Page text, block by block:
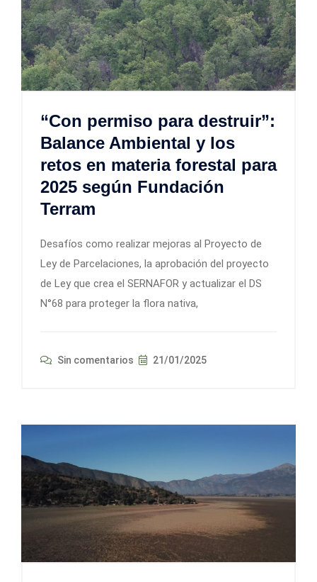
“Con permiso para destruir”:
Balance Ambiental y los
retos en materia forestal para
2025 según Fundación
Terram
Desafíos como realizar mejoras al Proyecto de
Ley de Parcelaciones, la aprobación del proyecto
de Ley que crea el SERNAFOR y actualizar el DS
N°68 para proteger la flora nativa,
Sin comentarios 21/01/2025